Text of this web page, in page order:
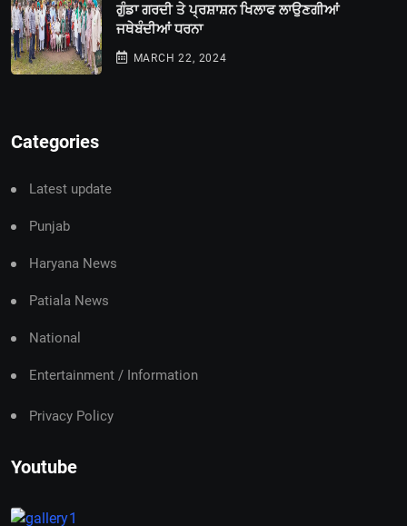
ਗੁੰਡਾ ਗਰਦੀ ਤੇ ਪ੍ਰਸ਼ਾਸ਼ਨ ਖਿਲਾਫ ਲਾਉਣਗੀਆਂ
ਜਥੇਬੰਦੀਆਂ ਧਰਨਾ
MARCH 22, 2024
Categories
Latest update
Punjab
Haryana News
Patiala News
National
Entertainment / Information
Privacy Policy
Youtube